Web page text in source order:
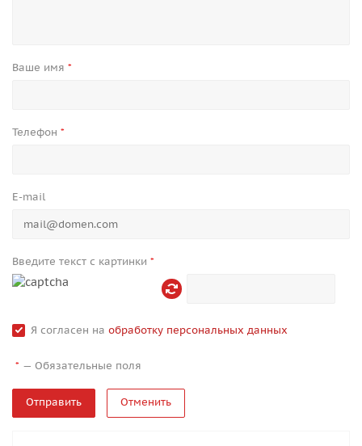
Ваше имя *
Телефон *
E-mail
Введите текст с картинки *
Я согласен на обработку персональных данных
* — Обязательные поля
Отменить